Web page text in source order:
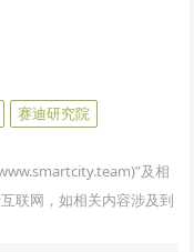
赛迪研究院
及相
联网，如相关内容涉及到